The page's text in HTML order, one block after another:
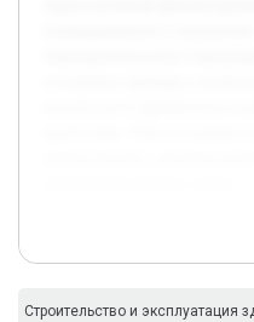
Строительство и эксплуатация